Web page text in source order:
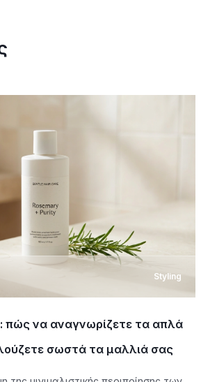
Styling
πώς να αναγνωρίζετε τα απλά
σωστά τα μαλλιά σας